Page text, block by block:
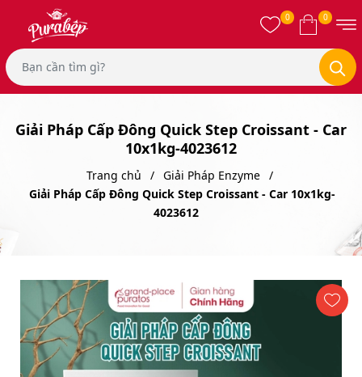
0 0
Giải Pháp Cấp Đông Quick Step Croissant - Car
10x1kg-4023612
Trang chủ
Giải Pháp Enzyme
Giải Pháp Cấp Đông Quick Step Croissant - Car 10x1kg-
4023612